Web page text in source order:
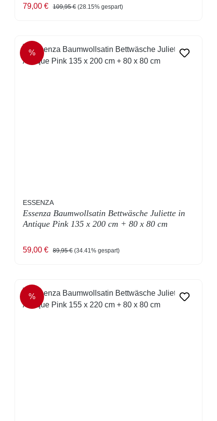
Verkaufspreis:
79,00 € Regulärer Preis:
109,95 € (28.15% gespart)
RABATT
%
ESSENZA
Essenza Baumwollsatin Bettwäsche Juliette in
Antique Pink 135 x 200 cm + 80 x 80 cm
Verkaufspreis:
59,00 € Regulärer Preis:
89,95 € (34.41% gespart)
RABATT
%